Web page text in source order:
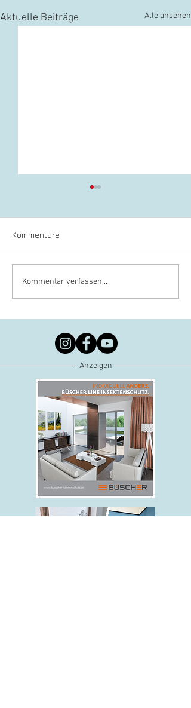
Aktuelle Beiträge Alle ansehen
Geschäftsbericht 2025
LIV Hessen
Kommentare
Kommentar verfassen...
Anzeigen